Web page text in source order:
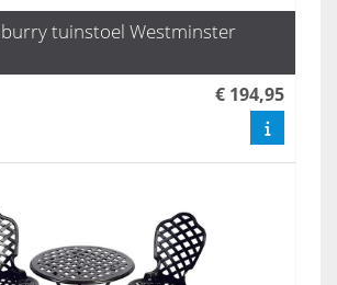
tuinstoel Westminster
€ 194,95